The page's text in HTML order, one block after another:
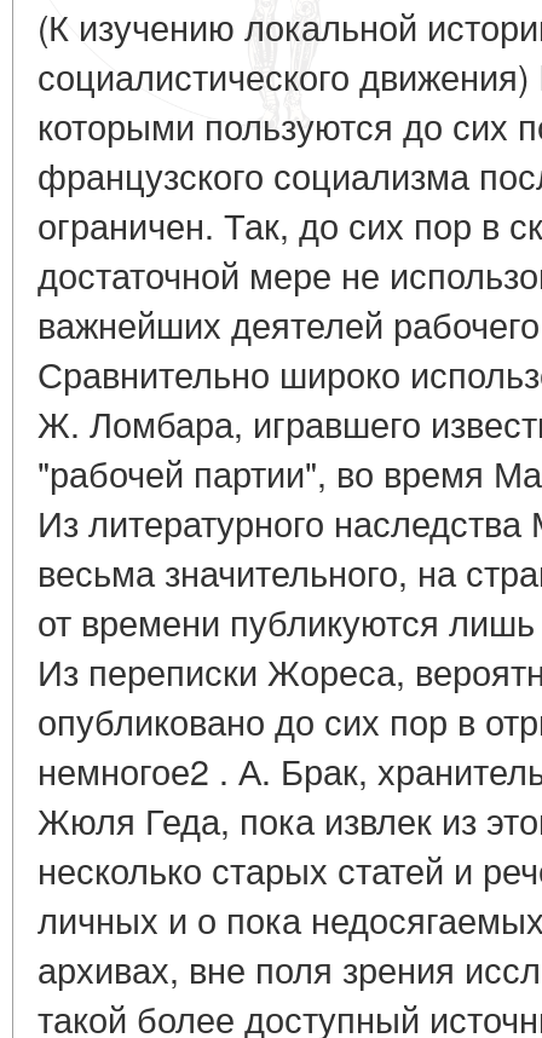
(К изучению локальной
социалистического движения)
которыми пользуются до сих
французского социализма
ограничен. Так, до сих пор в
достаточной мере не
важнейших деятелей
Сравнительно широко
Ж. Ломбара, игравшего
"рабочей партии", во время
Из литературного
весьма значительного, на
от времени публикуются
Из переписки Жореса,
опубликовано до сих пор в
немногое2 . А. Брак,
Жюля Геда, пока извлек из
несколько старых статей и
личных и о пока
архивах, вне поля зрения
такой более доступный